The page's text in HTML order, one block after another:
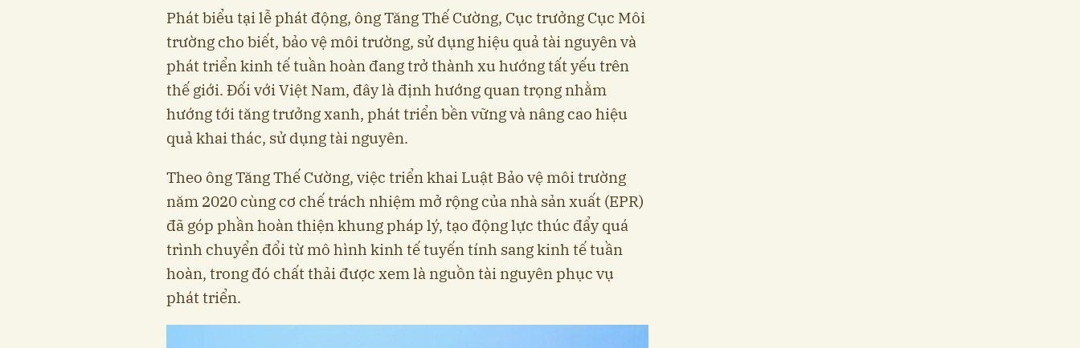
Phát biểu tại lễ phát động, ông Tăng Thế Cường, Cục trưởng Cục Môi
trường cho biết, bảo vệ môi trường, sử dụng hiệu quả tài nguyên và
phát triển kinh tế tuần hoàn đang trở thành xu hướng tất yếu trên
thế giới. Đối với Việt Nam, đây là định hướng quan trọng nhằm
hướng tới tăng trưởng xanh, phát triển bền vững và nâng cao hiệu
quả khai thác, sử dụng tài nguyên.
Theo ông Tăng Thế Cường, việc triển khai Luật Bảo vệ môi trường
năm 2020 cùng cơ chế trách nhiệm mở rộng của nhà sản xuất (EPR)
đã góp phần hoàn thiện khung pháp lý, tạo động lực thúc đẩy quá
trình chuyển đổi từ mô hình kinh tế tuyến tính sang kinh tế tuần
hoàn, trong đó chất thải được xem là nguồn tài nguyên phục vụ
phát triển.